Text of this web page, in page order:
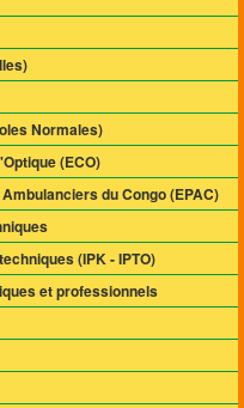
Normales)
(ECO)
du Congo (EPAC)
(IPK - IPTO)
et professionnels